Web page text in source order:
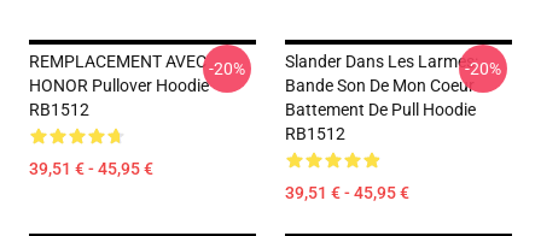
REMPLACEMENT AVEC
HONOR Pullover Hoodie
RB1512
39,51 € - 45,95 €
-20%
Slander Dans Les Larmes:
Bande Son De Mon Coeur
Battement De Pull Hoodie
RB1512
39,51 € - 45,95 €
-20%